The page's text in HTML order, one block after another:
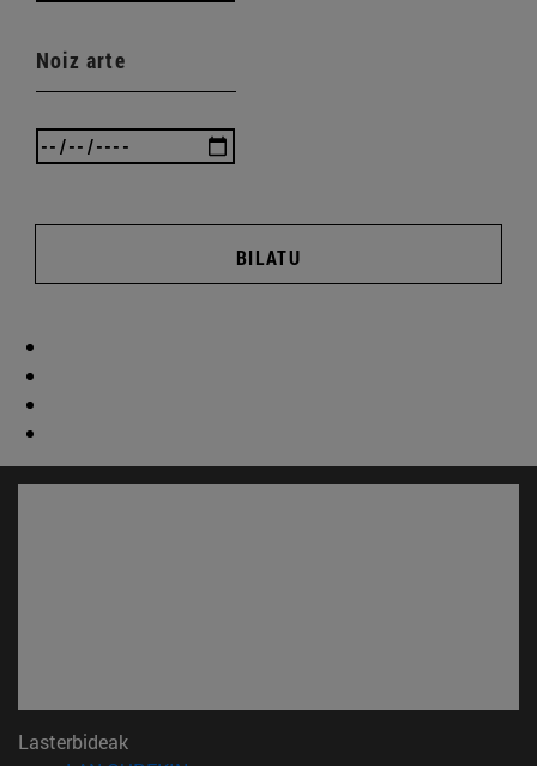
Noiz arte
BILATU
Lasterbideak